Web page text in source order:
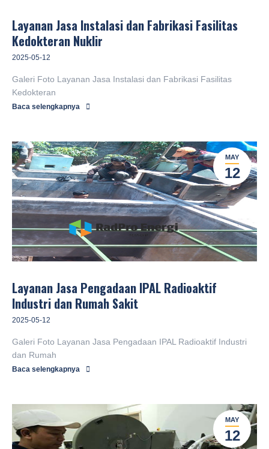
Layanan Jasa Instalasi dan Fabrikasi Fasilitas
Kedokteran Nuklir
2025-05-12
Galeri Foto Layanan Jasa Instalasi dan Fabrikasi Fasilitas
Kedokteran
Baca selengkapnya
MAY
12
Layanan Jasa Pengadaan IPAL Radioaktif
Industri dan Rumah Sakit
2025-05-12
Galeri Foto Layanan Jasa Pengadaan IPAL Radioaktif Industri
dan Rumah
Baca selengkapnya
MAY
12